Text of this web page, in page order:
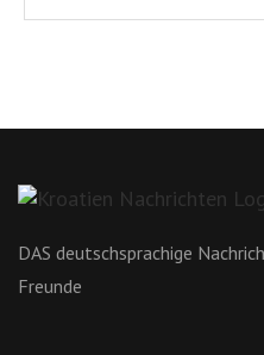
DAS deutschsprachige
Freunde